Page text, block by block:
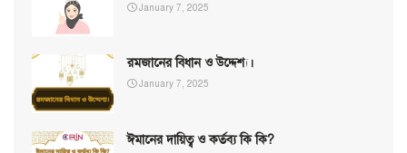
January 7, 2025
রমজানের বিধান ও উদ্দেশ্য।
January 7, 2025
ঈমানের দায়িত্ব ও কর্তব্য কি কি?